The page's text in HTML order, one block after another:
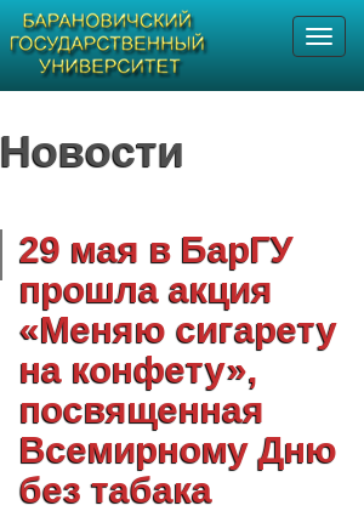
Новости
29 мая в БарГУ
прошла акция
«Меняю сигарету
на конфету»,
посвященная
Всемирному Дню
без табака